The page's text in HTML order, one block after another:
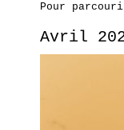
Pour
Avril